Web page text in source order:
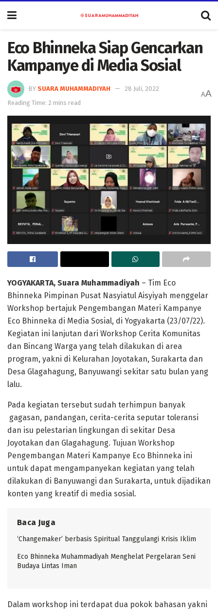
Eco Bhinneka Siap Gencarkan
Kampanye di Media Sosial
BY SUARA MUHAMMADIYAH
28 Juli, 2022
Reading Time: 2 mins read
AA
YOGYAKARTA, Suara Muhammadiyah – Tim Eco
Bhinneka Pimpinan Pusat Nasyiatul Aisyiyah menggelar
Workshop bertajuk Pengembangan Materi Kampanye
Eco Bhinneka di Media Sosial, di Yogyakarta (23/07/22).
Kegiatan ini lanjutan dari Workshop Cerita Komunitas
dan Bincang Warga yang telah dilakukan di area
program, yakni di Kelurahan Joyotakan, Surakarta dan
Desa Glagahagung, Banyuwangi sekitar satu bulan yang
lalu.
Pada kegiatan tersebut sudah terhimpun banyak
gagasan, pandangan, cerita-cerita seputar toleransi
dan isu pelestarian lingkungan di sekitar Desa
Joyotakan dan Glagahagung. Tujuan Workshop
Pengembangan Materi Kampanye Eco Bhinneka ini
untuk dapat mengampanyekan kegiatan yang telah
dilakukan di Banyuwangi dan Surakarta, untuk dijadikan
konten yang kreatif di media sosial.
Baca Juga
‘Changemaker’ berbasis Spiritual Tanggulangi Krisis Iklim
Eco Bhinneka Muhammadiyah Menghelat Pergelaran Seni
Budaya Lintas Iman
Dalam workshop ini terdapat dua pokok bahasan yakni